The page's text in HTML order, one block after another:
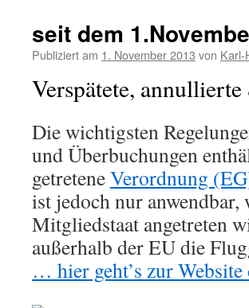
seit dem
Publiziert am 1. November 2013 von Karl-
Verspätete,
Die wichtigsten
und Überbuchungen
getreteneVerordnung
ist jedoch nur
Mitgliedstaat angetreten
außerhalb der EU die
… hier geht’s zur